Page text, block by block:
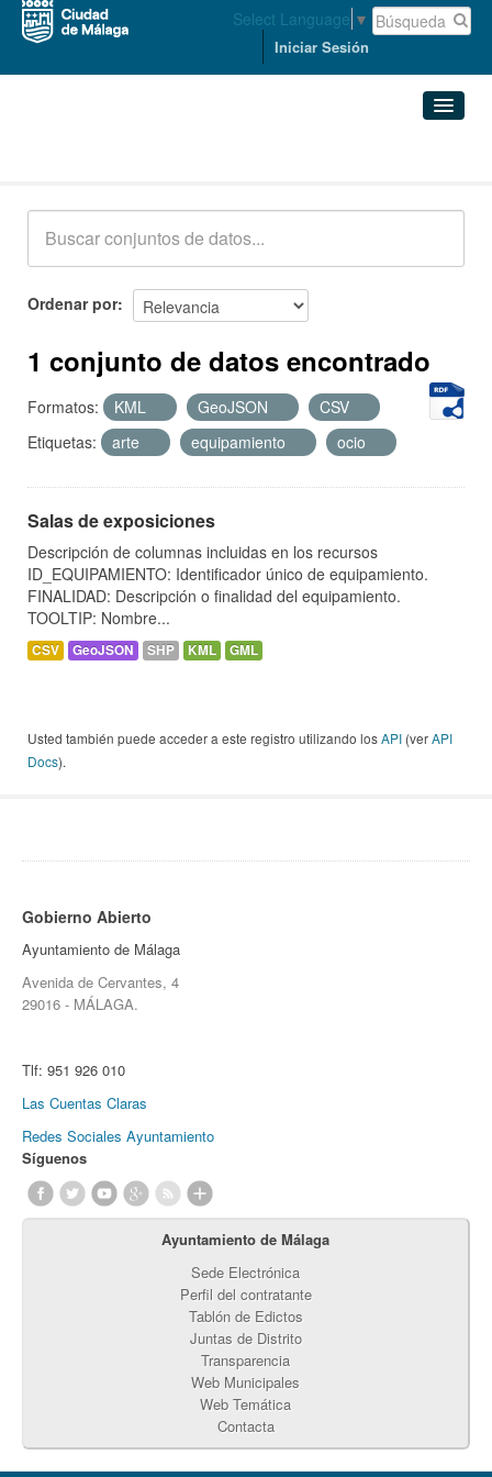
Select Language ▼
Iniciar Sesión
Acerca de
Ordenar por
1 conjunto de datos encontrado
Formatos: KML GeoJSON
CSV
Etiquetas:
arte equipamiento ocio
Salas de exposiciones
Descripción de columnas incluidas en los recursos
ID_EQUIPAMIENTO: Identificador único de equipamiento.
FINALIDAD: Descripción o finalidad del equipamiento.
TOOLTIP: Nombre...
CSV GeoJSON SHP KML GML
Usted también puede acceder a este registro utilizando losAPI (verAPI
Docs).
Gobierno Abierto
Ayuntamiento de Málaga
Avenida de Cervantes, 4
29016 - MÁLAGA.
Tlf: 951 926 010
Las Cuentas Claras
Redes Sociales Ayuntamiento
Síguenos
Ayuntamiento de Málaga
Sede Electrónica
Perfil del contratante
Tablón de Edictos
Juntas de Distrito
Transparencia
Web Municipales
Web Temática
Contacta